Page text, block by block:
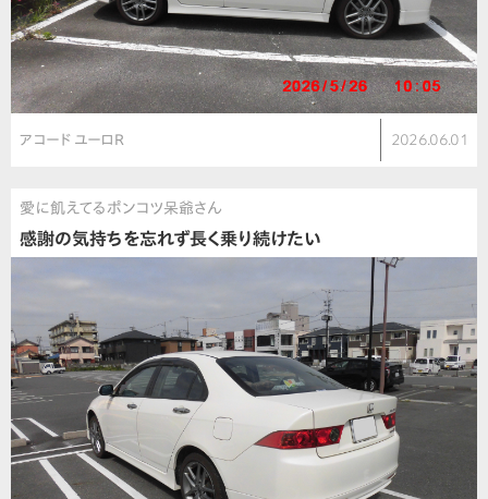
アコード ユーロR 2026.06.01
愛に飢えてるポンコツ呆爺さん
感謝の気持ちを忘れず長く乗り続けたい